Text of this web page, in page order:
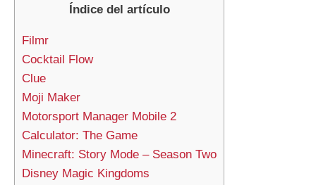
Índice del artículo
Filmr
Cocktail Flow
Clue
Moji Maker
Motorsport Manager Mobile 2
Calculator: The Game
Minecraft: Story Mode – Season Two
Disney Magic Kingdoms